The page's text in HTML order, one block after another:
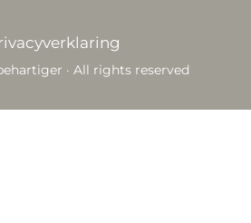
· All rights reserved